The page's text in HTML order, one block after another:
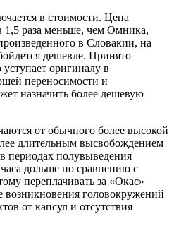
в стоимости. Цена
1,5 раза меньше, чем Омника,
в Словакии, на
дешевле. Принято
оригиналу в
переносимости и
назначить более дешевую
от обычного более высокой
длительным высвобождением
периодах полувыведения
дольше по сравнению с
переплачивать за «Окас»
возникновения головокружений
от капсул и отсутствия